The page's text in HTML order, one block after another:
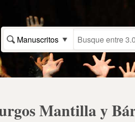
Manuscritos
Mantilla y